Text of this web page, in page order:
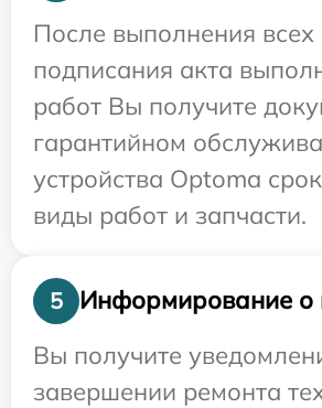
После выполнения всех
подписания акта
работ Вы получите
гарантийном
устройства Optoma
виды работ и запчасти.
5
Информирование о
Вы получите
завершении ремонта